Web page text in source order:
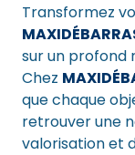
Transformez
sur un profond
Chez
que chaque
retrouver une
valorisation et